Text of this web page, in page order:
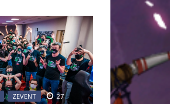
, ZEVENT
27